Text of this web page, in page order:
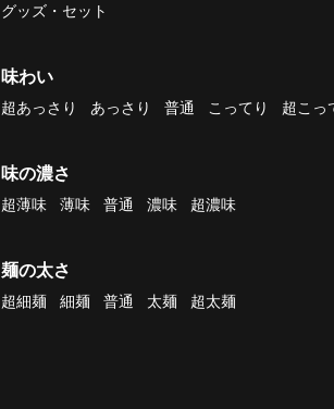
グッズ・セット
味わい
超あっさり あっさり 普通 こってり 超こっ
味の濃さ
超薄味 薄味 普通 濃味 超濃味
麺の太さ
超細麺 細麺 普通 太麺 超太麺